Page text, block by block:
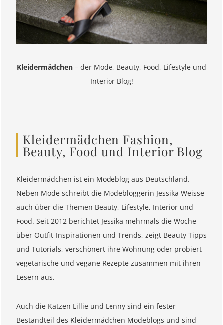
Kleidermädchen – der Mode, Beauty, Food, Lifestyle und
Interior Blog!
Kleidermädchen Fashion,
Beauty, Food und Interior Blog
Kleidermädchen ist ein Modeblog aus Deutschland.
Neben Mode schreibt die Modebloggerin Jessika Weisse
auch über die Themen Beauty, Lifestyle, Interior und
Food. Seit 2012 berichtet Jessika mehrmals die Woche
über Outfit-Inspirationen und Trends, zeigt Beauty Tipps
und Tutorials, verschönert ihre Wohnung oder probiert
vegetarische und vegane Rezepte zusammen mit ihren
Lesern aus.
Auch die Katzen Lillie und Lenny sind ein fester
Bestandteil des Kleidermädchen Modeblogs und sind